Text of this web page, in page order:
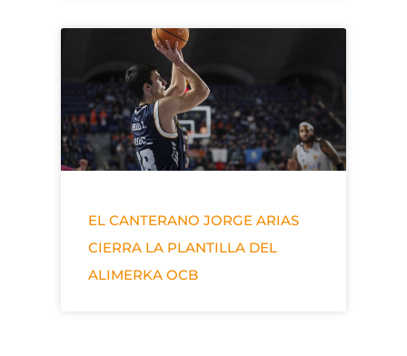
EL CANTERANO JORGE ARIAS
CIERRA LA PLANTILLA DEL
ALIMERKA OCB